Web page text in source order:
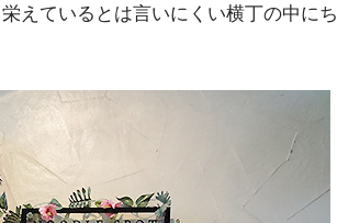
えているとは言いにくい横丁の中にち